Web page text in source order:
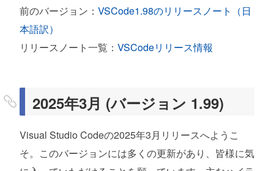
エージェントモードで新しいワークスペースを
エージェントモードでのVS Code拡張ツール
SWE-benchでのエージェント評価
独自のキーを持ち込む (BYOK) (プレビュー)
前のバージョン： VSCode1.98のリリースノート（日
本語訳）
リリースノート一覧： VSCodeリリース情報
2025年3月 (バージョン 1.99)
Visual Studio Codeの2025年3月リリースへようこ
そ。このバージョンには多くの更新があり、皆様に気